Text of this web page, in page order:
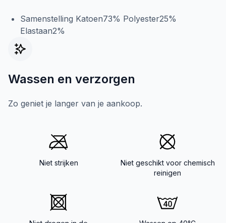
Samenstelling Katoen73% Polyester25%
Elastaan2%
Wassen en verzorgen
Zo geniet je langer van je aankoop.
Niet strijken
Niet geschikt voor chemisch
reinigen